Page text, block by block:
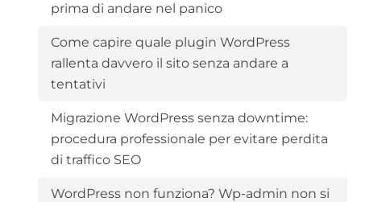
prima di andare nel panico
Come capire quale plugin WordPress
rallenta davvero il sito senza andare a
tentativi
Migrazione WordPress senza downtime:
procedura professionale per evitare perdita
di traffico SEO
WordPress non funziona? Wp-admin non si